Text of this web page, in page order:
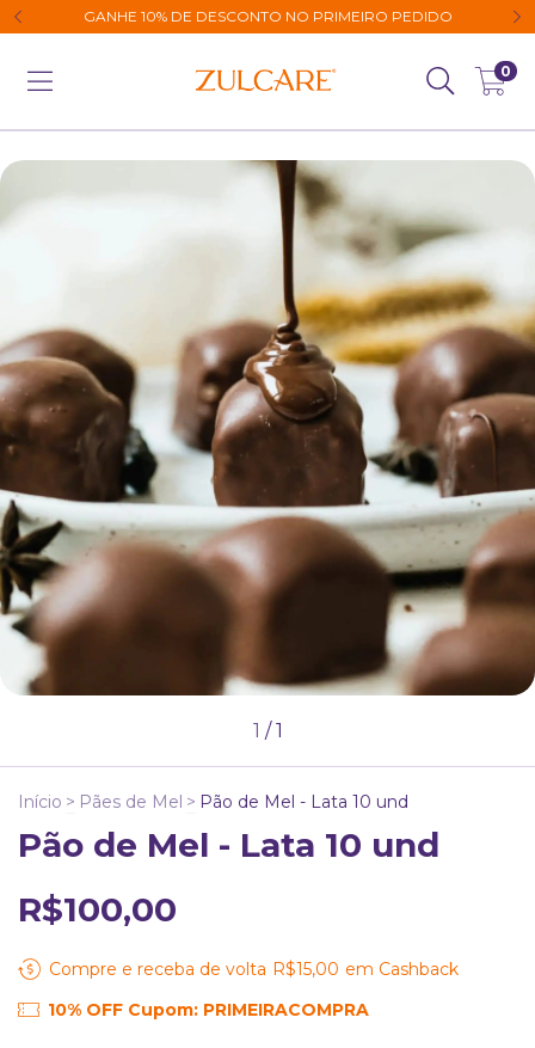
GANHE 10% DE DESCONTO NO PRIMEIRO PEDIDO
0
1 /1
Início > Pães de Mel > Pão de Mel - Lata 10 und
Pão de Mel - Lata 10 und
R$100,00
Compre e receba de volta R$15,00 em Cashback
10% OFF Cupom: PRIMEIRACOMPRA